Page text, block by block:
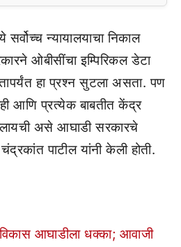
न्यायालयाचा निकाल
ओबीसींचा इम्पिरिकल डेटा
हा प्रश्न सुटला असता. पण
आणि प्रत्येक बाबतीत केंद्र
असे आघाडी सरकारचे
पाटील यांनी केली होती.
आघाडीला धक्का; आवाजी